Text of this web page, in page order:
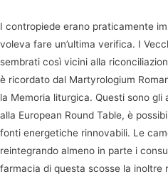
I contropiede erano praticamente
voleva fare un’ultima verifica. I
sembrati così vicini alla
è ricordato dal Martyrologium
la Memoria liturgica. Questi sono
alla European Round Table, è
fonti energetiche rinnovabili. Le
reintegrando almeno in parte i
farmacia di questa scosse la inoltre